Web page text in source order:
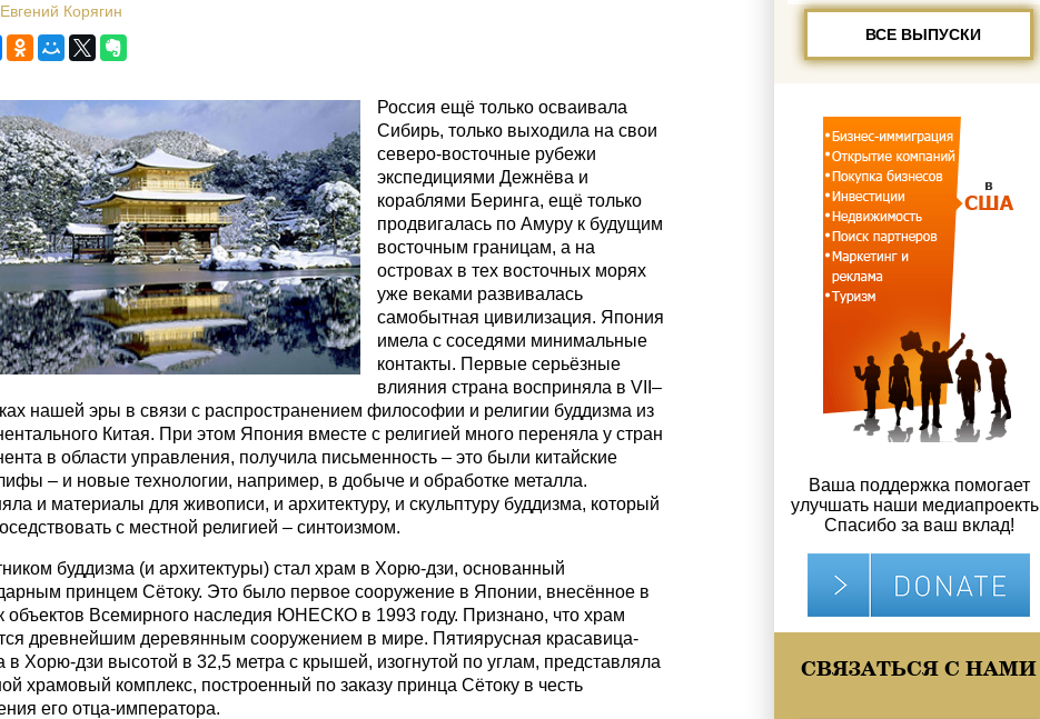
Корягин
Россия ещё только осваивала
Сибирь, только выходила на свои
северо-восточные рубежи
экспедициями Дежнёва и
кораблями Беринга, ещё только
продвигалась по Амуру к будущим
восточным границам, а на
островах в тех восточных морях
уже веками развивалась
самобытная цивилизация. Япония
имела с соседями минимальные
контакты. Первые серьёзные
влияния страна восприняла в VII–
нашей эры в связи с распространением философии и религии буддизма из
Китая. При этом Япония вместе с религией много переняла у стран
в области управления, получила письменность – это были китайские
– и новые технологии, например, в добыче и обработке металла.
и материалы для живописи, и архитектуру, и скульптуру буддизма, который
с местной религией – синтоизмом.
буддизма (и архитектуры) стал храм в Хорю-дзи, основанный
принцем Сётоку. Это было первое сооружение в Японии, внесённое в
объектов Всемирного наследия ЮНЕСКО в 1993 году. Признано, что храм
древнейшим деревянным сооружением в мире. Пятиярусная красавица-
в Хорю-дзи высотой в 32,5 метра с крышей, изогнутой по углам, представляла
храмовый комплекс, построенный по заказу принца Сётоку в честь
его отца-императора.
ВСЕ ВЫПУСКИ
Ваша поддержка помогает
улучшать наши
Спасибо за ваш вклад!
СВЯЗАТЬСЯ С НАМИ